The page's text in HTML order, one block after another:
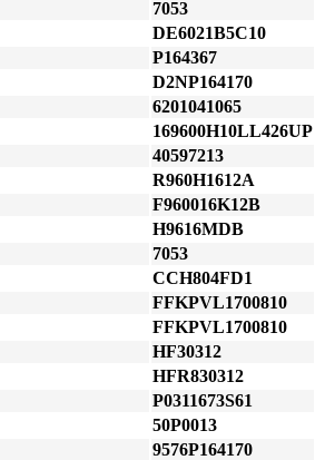
7053
DE6021B5C10
P164367
D2NP164170
6201041065
169600H10LL426UP
40597213
R960H1612A
F960016K12B
H9616MDB
7053
CCH804FD1
FFKPVL1700810
FFKPVL1700810
HF30312
HFR830312
P0311673S61
50P0013
9576P164170